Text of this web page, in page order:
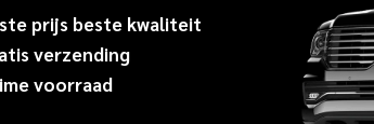
prijs beste kwaliteit
verzending
voorraad